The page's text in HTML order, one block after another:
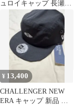
ュロイキャップ 長瀬智
也 ショベル ハーレー
¥ 13,400
CHALLENGER NEW
ERA キャップ 新品 長